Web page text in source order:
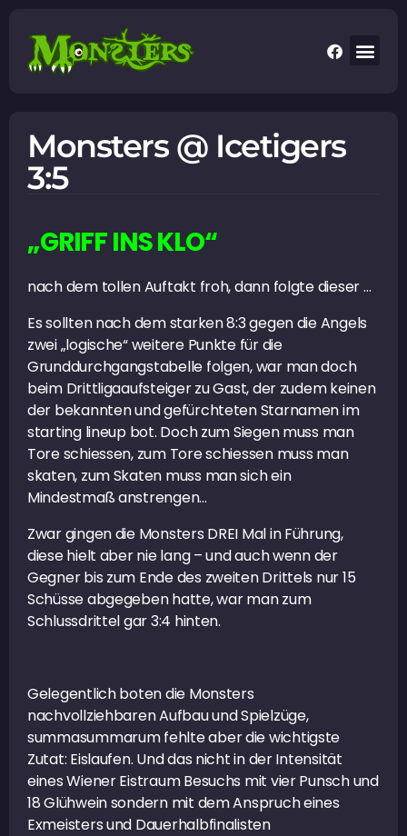
Monsters @ Icetigers
3:5
„GRIFF INS KLO“
nach dem tollen Auftakt froh, dann folgte dieser …
Es sollten nach dem starken 8:3 gegen die Angels
zwei „logische“ weitere Punkte für die
Grunddurchgangstabelle folgen, war man doch
beim Drittligaaufsteiger zu Gast, der zudem keinen
der bekannten und gefürchteten Starnamen im
starting lineup bot. Doch zum Siegen muss man
Tore schiessen, zum Tore schiessen muss man
skaten, zum Skaten muss man sich ein
Mindestmaß anstrengen…
Zwar gingen die Monsters DREI Mal in Führung,
diese hielt aber nie lang – und auch wenn der
Gegner bis zum Ende des zweiten Drittels nur 15
Schüsse abgegeben hatte, war man zum
Schlussdrittel gar 3:4 hinten.
Gelegentlich boten die Monsters
nachvollziehbaren Aufbau und Spielzüge,
summasummarum fehlte aber die wichtigste
Zutat: Eislaufen. Und das nicht in der Intensität
eines Wiener Eistraum Besuchs mit vier Punsch und
18 Glühwein sondern mit dem Anspruch eines
Exmeisters und Dauerhalbfinalisten